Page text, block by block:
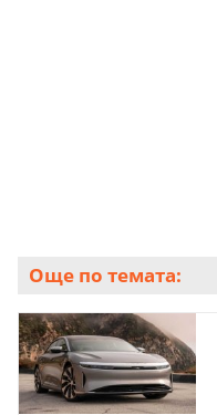
Още по темата: